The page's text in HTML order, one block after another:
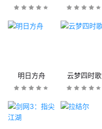
明日方舟 云梦四时歌